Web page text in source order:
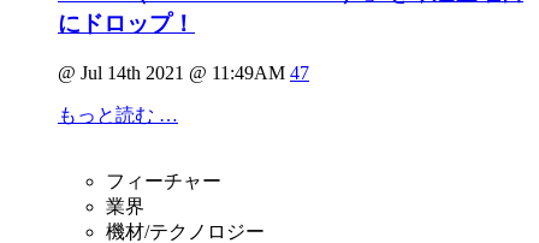
にドロップ！
@ Jul 14th 2021 @ 11:49AM 47
もっと読む …
フィーチャー
業界
機材/テクノロジー